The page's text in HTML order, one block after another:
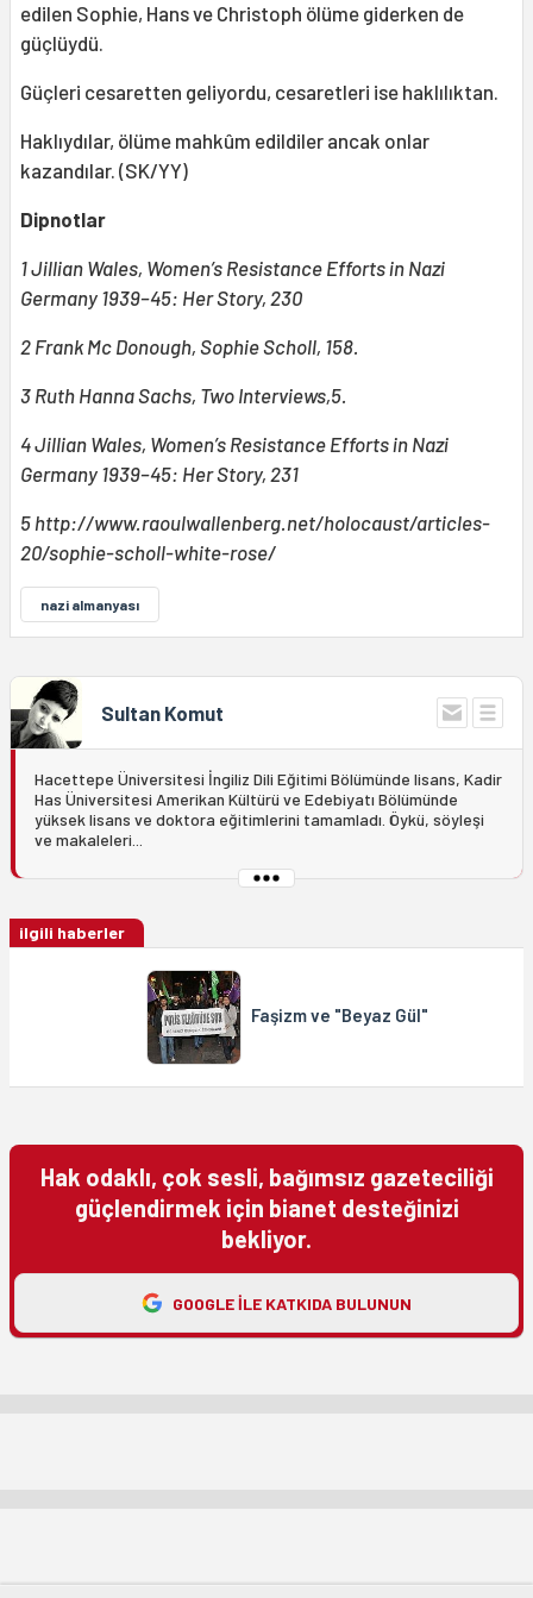
edilen Sophie, Hans ve Christoph ölüme giderken de
güçlüydü.
Güçleri cesaretten geliyordu, cesaretleri ise haklılıktan.
Haklıydılar, ölüme mahkûm edildiler ancak onlar
kazandılar. (SK/YY)
Dipnotlar
1 Jillian Wales, Women’s Resistance Efforts in Nazi
Germany 1939–45: Her Story, 230
2 Frank Mc Donough, Sophie Scholl, 158.
3 Ruth Hanna Sachs, Two Interviews,5.
4 Jillian Wales, Women’s Resistance Efforts in Nazi
Germany 1939–45: Her Story, 231
5 http://www.raoulwallenberg.net/holocaust/articles-
20/sophie-scholl-white-rose/
nazi almanyası
Sultan Komut
Hacettepe Üniversitesi İngiliz Dili Eğitimi Bölümünde lisans, Kadir
Has Üniversitesi Amerikan Kültürü ve Edebiyatı Bölümünde
yüksek lisans ve doktora eğitimlerini tamamladı. Öykü, söyleşi
ve makaleleri...
ilgili haberler
Faşizm ve "Beyaz Gül"
Hak odaklı, çok sesli, bağımsız gazeteciliği
güçlendirmek için bianet desteğinizi
bekliyor.
GOOGLE ILE KATKIDA BULUNUN